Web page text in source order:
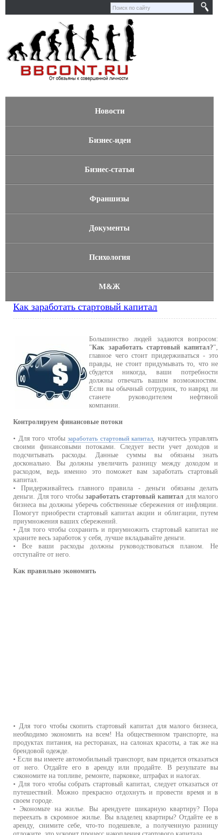
Новости
Бизнес-идеи
Бизнес-статьи
Франшизы
Документы
Психология
М&Ж
Как заработать стартовый капитал
Большинство людей задаются вопросом:
"Как заработать стартовый капитал?",
главное чего стоит придерживаться - это
правды, не стоит придумывать то, что не
сбудется никогда, ваши потребности
должны отвечать вашим возможностям.
Если вы обычный сотрудник, то навряд ли
станете руководителем нефтяной
компании.
Контролируем финансовые потоки
• Для того чтобызаработать стартовый капитал , научитесь управлять
своими финансовыми потоками. Следует вести учет доходов и
подсчитывать расходы. Данные суммы вы обязаны знать
досконально. Вы должны увеличить разницу между доходом и
расходом, ведь именно это поможет вам заработать стартовый
капитал.
• Придерживайтесь главного правила - деньги обязаны делать
деньги. Для того чтобы заработать стартовый капиталдля малого
бизнеса вы должны уберечь собственные сбережения от инфляции.
Помогут приобрести стартовый капитал акции и облигации, путем
приумножения ваших сбережений.
• Для того чтобы сохранить и приумножить стартовый капитал не
храните весь заработок у себя, лучше вкладывайте деньги.
• Все ваши расходы должны руководствоваться планом. Не
отступайте от него.
Как правильно экономить
• Для того чтобы скопить стартовый капитал для малого бизнеса,
необходимо экономить на всем! На общественном транспорте, на
продуктах питания, на ресторанах, на салонах красоты, а так же на
брендовой одежде.
• Если вы имеете автомобильный транспорт, вам придется отказаться
от него. Отдайте его в аренду или продайте. В результате вы
сэкономите на топливе, ремонте, парковке, штрафах и налогах.
• Для того чтобы собрать стартовый капитал, следует отказаться от
путешествий. Можно прекрасно отдохнуть и провести время и в
своем городе.
• Экономьте на жилье. Вы арендуете шикарную квартиру? Пора
переехать в скромное жилье. Вы владелец квартиры? Отдайте ее в
аренду, снимите себе, что-то подешевле, а полученную разницу